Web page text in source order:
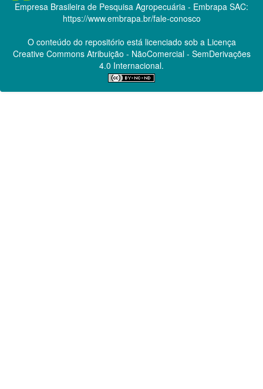
Empresa Brasileira de Pesquisa Agropecuária - Embrapa SAC:
https://www.embrapa.br/fale-conosco
O conteúdo do repositório está licenciado sob a Licença
Creative CommonsAtribuição - NãoComercial - SemDerivações
4.0 Internacional.